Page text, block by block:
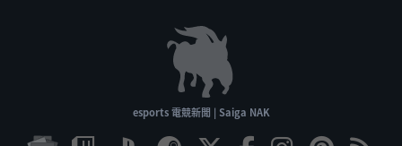
esports 電競新聞 | Saiga NAK